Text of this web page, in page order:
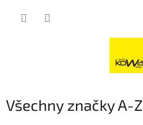
Všechny značky A-Z